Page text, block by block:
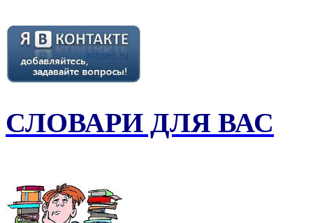
СЛОВАРИ ДЛЯ ВАС